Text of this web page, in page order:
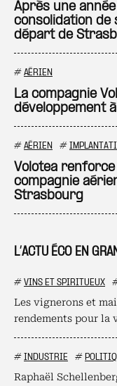
L’ACTU ÉCO EN
# VINS ET SPIRITUEUX
Les vignerons et
rendements pour la
# INDUSTRIE #
Raphaël
Après une
consolidation de
départ de
# AÉRIEN
La compagnie
développement
# AÉRIEN #
Volotea
compagnie
Strasbourg